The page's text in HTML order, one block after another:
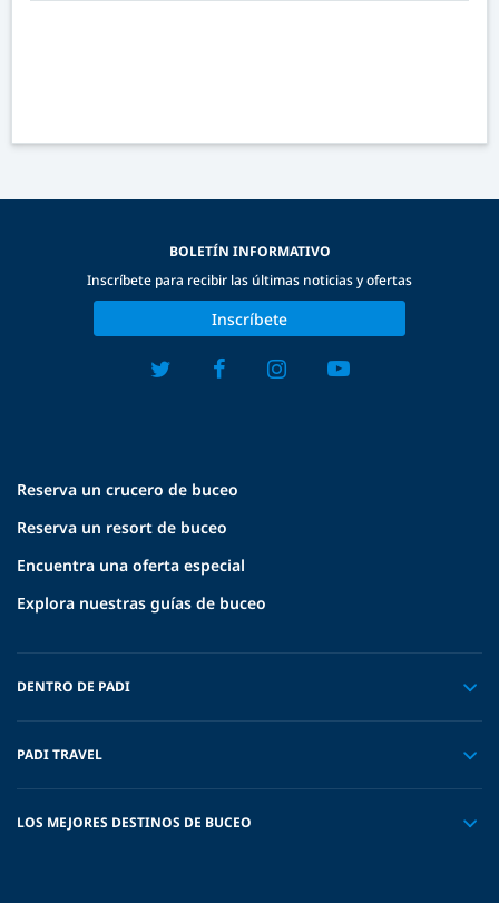
Reserva un crucero de buceo
Reserva un resort de buceo
Encuentra una oferta especial
Explora nuestras guías de buceo
DENTRO DE PADI
PADI TRAVEL
LOS MEJORES DESTINOS DE BUCEO
BOLETÍN INFORMATIVO
Inscríbete para recibir las últimas noticias y ofertas
Inscríbete